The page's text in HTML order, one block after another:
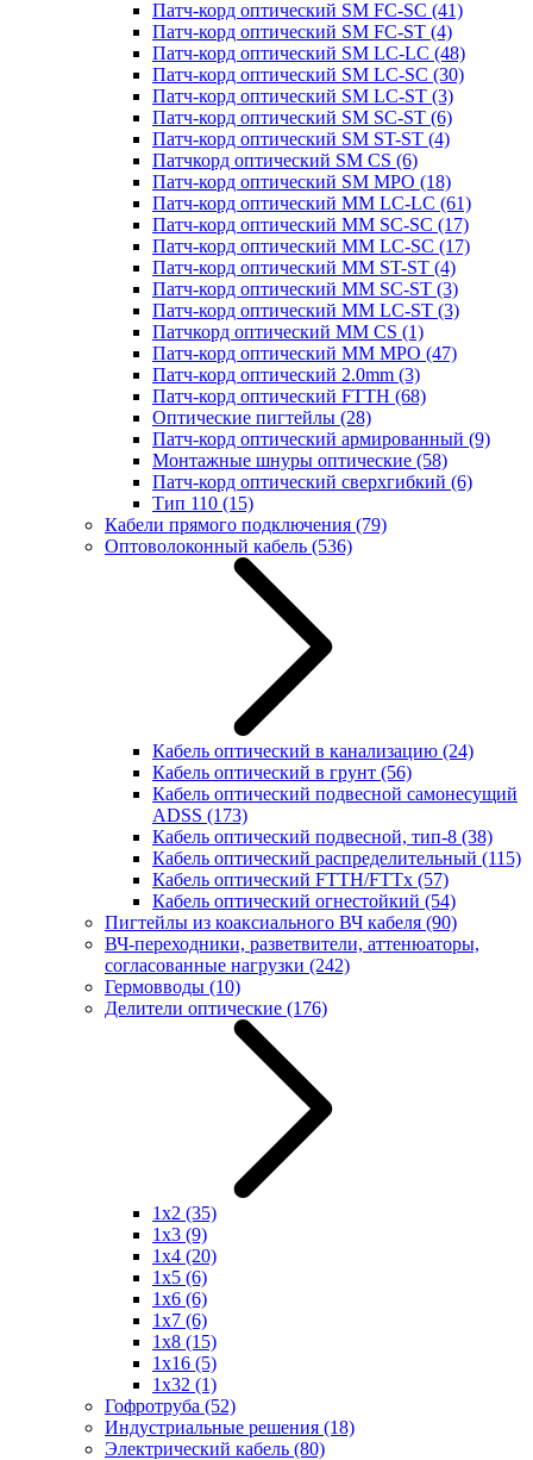
Патч-корд оптический SM FC-SC (41)
Патч-корд оптический SM FC-ST (4)
Патч-корд оптический SM LC-LC (48)
Патч-корд оптический SM LC-SC (30)
Патч-корд оптический SM LC-ST (3)
Патч-корд оптический SM SC-ST (6)
Патч-корд оптический SM ST-ST (4)
Патчкорд оптический SM CS (6)
Патч-корд оптический SM MPO (18)
Патч-корд оптический MM LC-LC (61)
Патч-корд оптический MM SC-SC (17)
Патч-корд оптический MM LC-SC (17)
Патч-корд оптический MM ST-ST (4)
Патч-корд оптический MM SC-ST (3)
Патч-корд оптический MM LC-ST (3)
Патчкорд оптический MM CS (1)
Патч-корд оптический MM MPO (47)
Патч-корд оптический 2.0mm (3)
Патч-корд оптический FTTH (68)
Оптические пигтейлы (28)
Патч-корд оптический армированный (9)
Монтажные шнуры оптические (58)
Патч-корд оптический сверхгибкий (6)
Тип 110 (15)
Кабели прямого подключения (79)
Оптоволоконный кабель (536)
Кабель оптический в канализацию (24)
Кабель оптический в грунт (56)
Кабель оптический подвесной самонесущий
ADSS (173)
Кабель оптический подвесной, тип-8 (38)
Кабель оптический распределительный (115)
Кабель оптический FTTH/FTTx (57)
Кабель оптический огнестойкий (54)
Пигтейлы из коаксиального ВЧ кабеля (90)
ВЧ-переходники, разветвители, аттенюаторы,
согласованные нагрузки (242)
Гермовводы (10)
Делители оптические (176)
1x2 (35)
1x3 (9)
1x4 (20)
1x5 (6)
1x6 (6)
1x7 (6)
1x8 (15)
1x16 (5)
1x32 (1)
Гофротруба (52)
Индустриальные решения (18)
Электрический кабель (80)